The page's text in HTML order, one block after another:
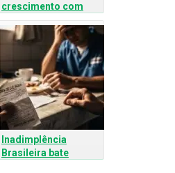
crescimento com
parcerias em Veículos
Autônomos
Inadimplência
Brasileira bate